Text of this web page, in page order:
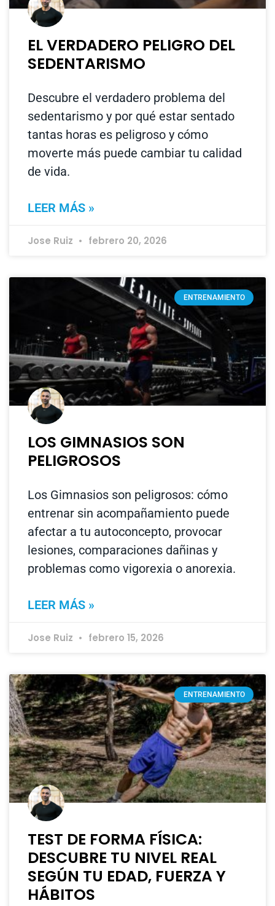
EL VERDADERO PELIGRO DEL
SEDENTARISMO
Descubre el verdadero problema del
sedentarismo y por qué estar sentado
tantas horas es peligroso y cómo
moverte más puede cambiar tu calidad
de vida.
LEER MÁS »
Jose Ruiz febrero 20, 2026
ENTRENAMIENTO
LOS GIMNASIOS SON
PELIGROSOS
Los Gimnasios son peligrosos: cómo
entrenar sin acompañamiento puede
afectar a tu autoconcepto, provocar
lesiones, comparaciones dañinas y
problemas como vigorexia o anorexia.
LEER MÁS »
Jose Ruiz febrero 15, 2026
ENTRENAMIENTO
TEST DE FORMA FÍSICA:
DESCUBRE TU NIVEL REAL
SEGÚN TU EDAD, FUERZA Y
HÁBITOS